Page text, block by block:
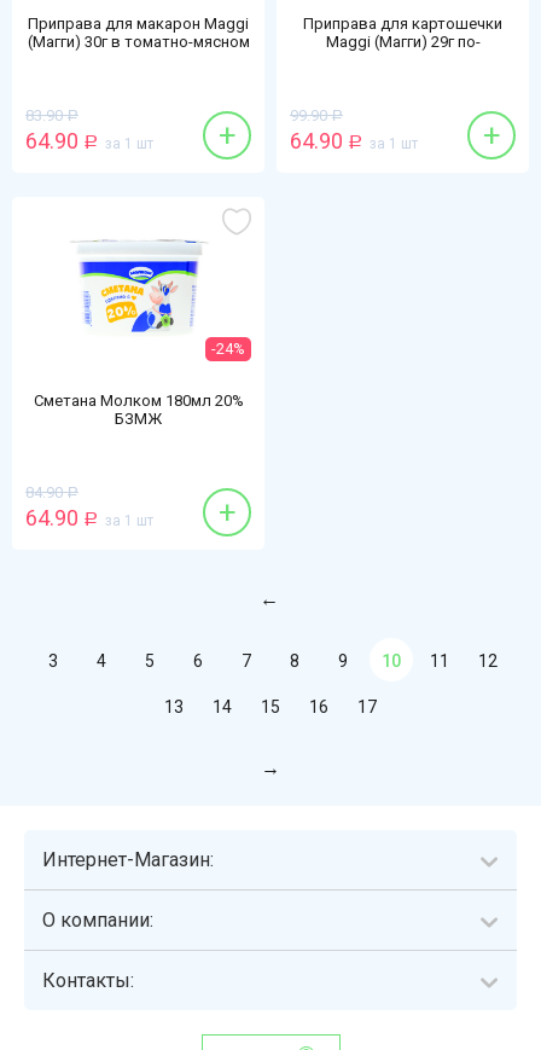
Приправа для макарон Maggi
(Магги) 30г в томатно-мясном
83.90 Р
64.90 Р за 1 шт +
Приправа для картошечки
Maggi (Магги) 29г по-
99.90 Р
64.90 Р за 1 шт +
-24%
Сметана Молком 180мл 20%
БЗМЖ
84.90 Р
64.90 Р за 1 шт +
3 4 5 6 7 8 9 10 11 12
13 14 15 16 17
Интернет-Магазин:
О компании:
Контакты: